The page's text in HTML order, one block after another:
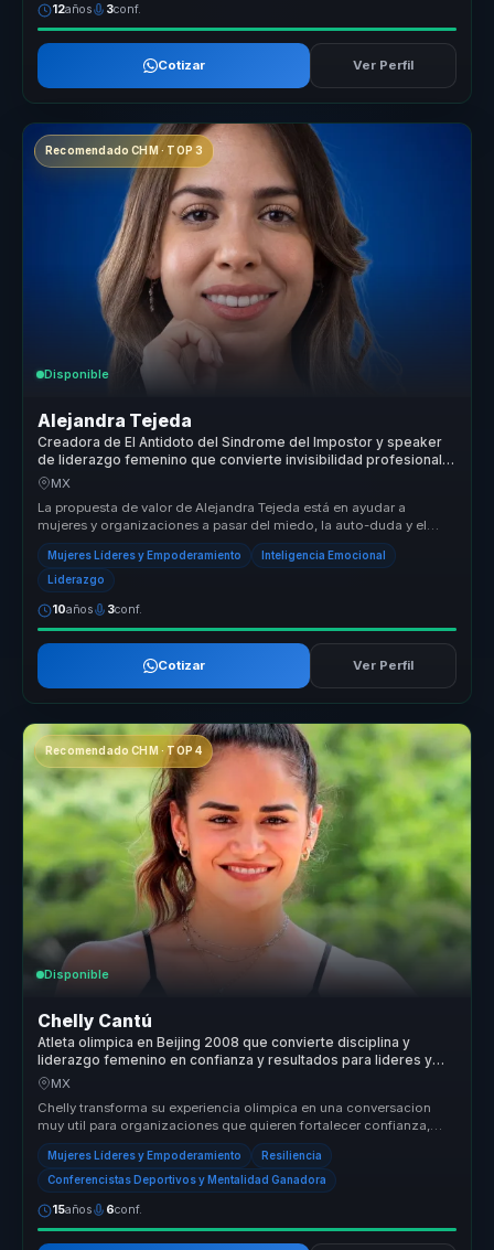
12años 3conf.
Cotizar Ver Perfil
Recomendado CHM · TOP 3
Disponible
Alejandra Tejeda
Creadora de El Antidoto del Sindrome del Impostor y speaker
de liderazgo femenino que convierte invisibilidad profesional
en autoridad para mujeres lideres.
MX
La propuesta de valor de Alejandra Tejeda está en ayudar a
mujeres y organizaciones a pasar del miedo, la auto-duda y el
auto sabotaje a ...
Mujeres Líderes y Empoderamiento Inteligencia Emocional
Liderazgo
10años 3conf.
Cotizar Ver Perfil
Recomendado CHM · TOP 4
Disponible
Chelly Cantú
Atleta olimpica en Beijing 2008 que convierte disciplina y
liderazgo femenino en confianza y resultados para lideres y
equipos.
MX
Chelly transforma su experiencia olimpica en una conversacion
muy util para organizaciones que quieren fortalecer confianza,
disciplina y...
Mujeres Líderes y Empoderamiento Resiliencia
Conferencistas Deportivos y Mentalidad Ganadora
15años 6conf.